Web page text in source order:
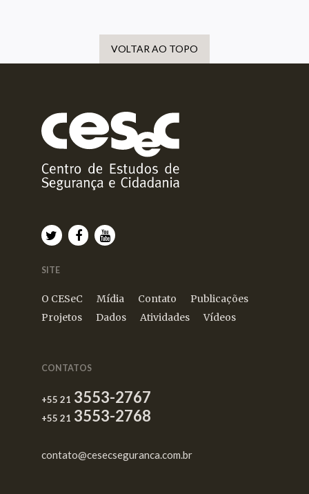
VOLTAR AO TOPO
SITE
O CESeC Mídia Contato
Publicações
Projetos
Dados Atividades Vídeos
CONTATOS
+55 21 3553-2767
+55 21 3553-2768
contato@cesecseguranca.com.br